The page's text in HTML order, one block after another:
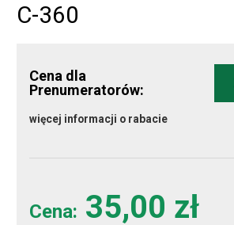
C-360
Cena dla
Prenumeratorów:
więcej informacji o rabacie
Cena: 35,00 zł